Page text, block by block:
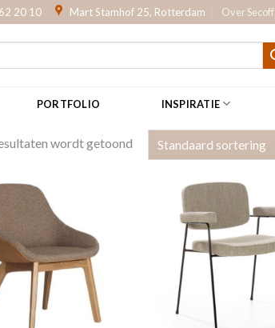
20 10 Mart Stamhof 25, Rotterdam Over Secoff
PORTFOLIO INSPIRATIE
wordt getoond